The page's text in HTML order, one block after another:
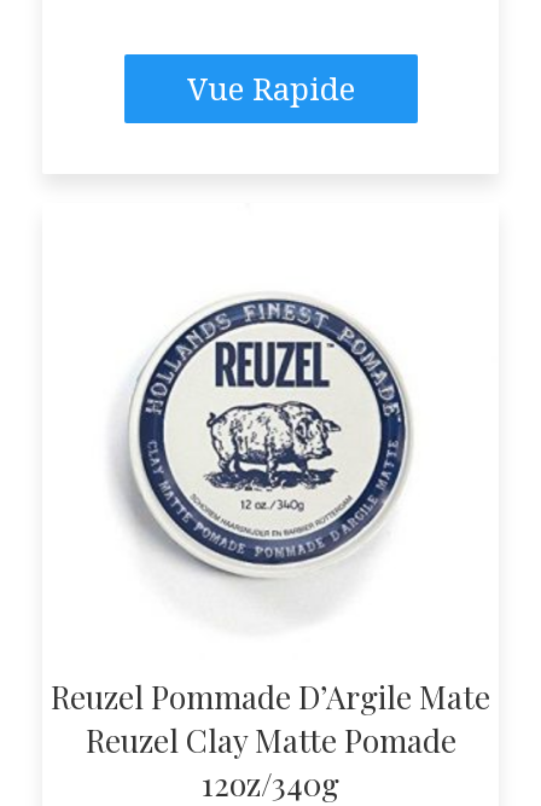
Vue Rapide
Reuzel Pommade D’Argile Mate
Reuzel Clay Matte Pomade
12oz/340g